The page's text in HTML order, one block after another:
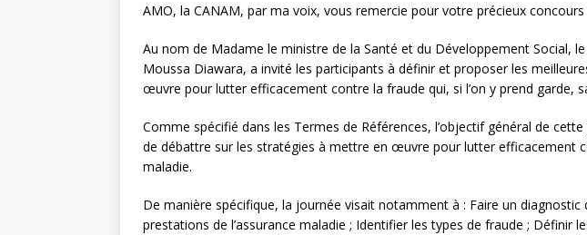
AMO, la CANAM, par ma voix, vous remercie pour votre précieux concours
Au nom de Madame le ministre de la Santé et du Développement Social,
Moussa Diawara, a invité les participants à définir et proposer les
œuvre pour lutter efficacement contre la fraude qui, si l’on y prend garde,
Comme spécifié dans les Termes de Références, l’objectif général de
de débattre sur les stratégies à mettre en œuvre pour lutter efficacement
maladie.
De manière spécifique, la journée visait notamment à : Faire un
prestations de l’assurance maladie ; Identifier les types de fraude ; Définir